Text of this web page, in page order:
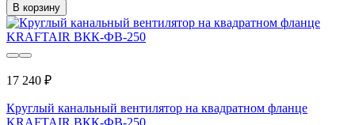
В корзину
17 240 ₽
Круглый канальный вентилятор на квадратном фланце